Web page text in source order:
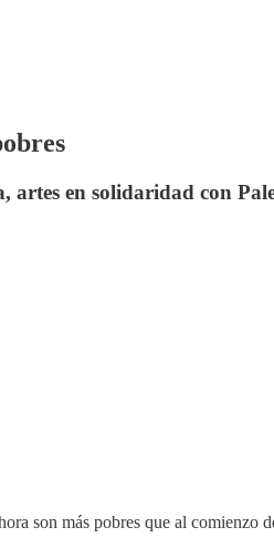
en solidaridad con
son más pobres que al comienzo